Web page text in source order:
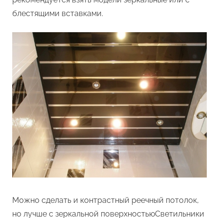
блестящими вставками.
Можно сделать и контрастный реечный потолок,
но лучше с зеркальной поверхностьюСветильники